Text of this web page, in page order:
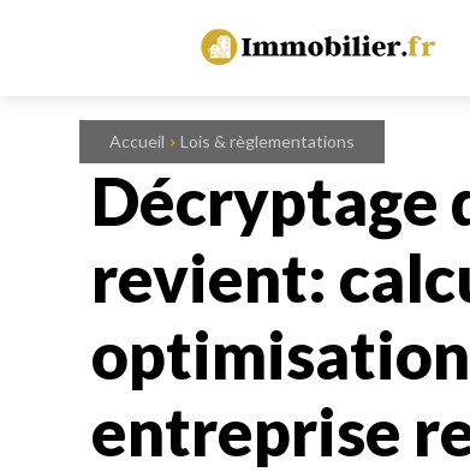
Accueil Lois & règlementations
Décryptage
revient:
entreprise